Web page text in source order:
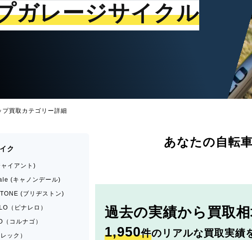
ガレージサイクル
プ買取カテゴリー詳細
あなたの自転車
過去の実績から 買取
1,950件のリアルな買取実績
ク
イアント)
(キャノンデール)
(ブリヂストン)
（ピナレロ）
コルナゴ）
ック）